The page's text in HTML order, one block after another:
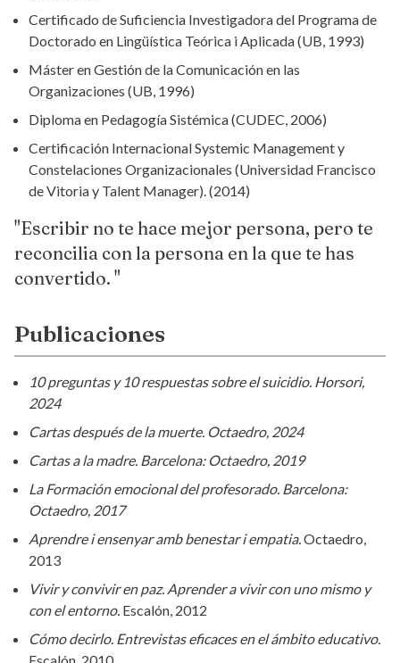
Certificado de Suficiencia Investigadora del Programa de
Doctorado en Lingüística Teórica i Aplicada (UB, 1993)
Máster en Gestión de la Comunicación en las
Organizaciones (UB, 1996)
Diploma en Pedagogía Sistémica (CUDEC, 2006)
Certificación Internacional Systemic Management y
Constelaciones Organizacionales (Universidad Francisco
de Vitoria y Talent Manager). (2014)
"Escribir no te hace mejor persona, pero te
reconcilia con la persona en la que te has
convertido. "
Publicaciones
10 preguntas y 10 respuestas sobre el suicidio. Horsori,
2024
Cartas después de la muerte. Octaedro, 2024
Cartas a la madre. Barcelona: Octaedro, 2019
La Formación emocional del profesorado. Barcelona:
Octaedro, 2017
Aprendre i ensenyar amb benestar i empatia.Octaedro,
2013
Vivir y convivir en paz. Aprender a vivir con uno mismo y
con el entorno. Escalón, 2012
Cómo decirlo. Entrevistas eficaces en el ámbito educativo.